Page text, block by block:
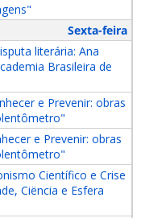
Sexta-feira
literária: Ana
Brasileira de
e Prevenir: obras
e Prevenir: obras
Científico e Crise
Ciëncia e Esfera